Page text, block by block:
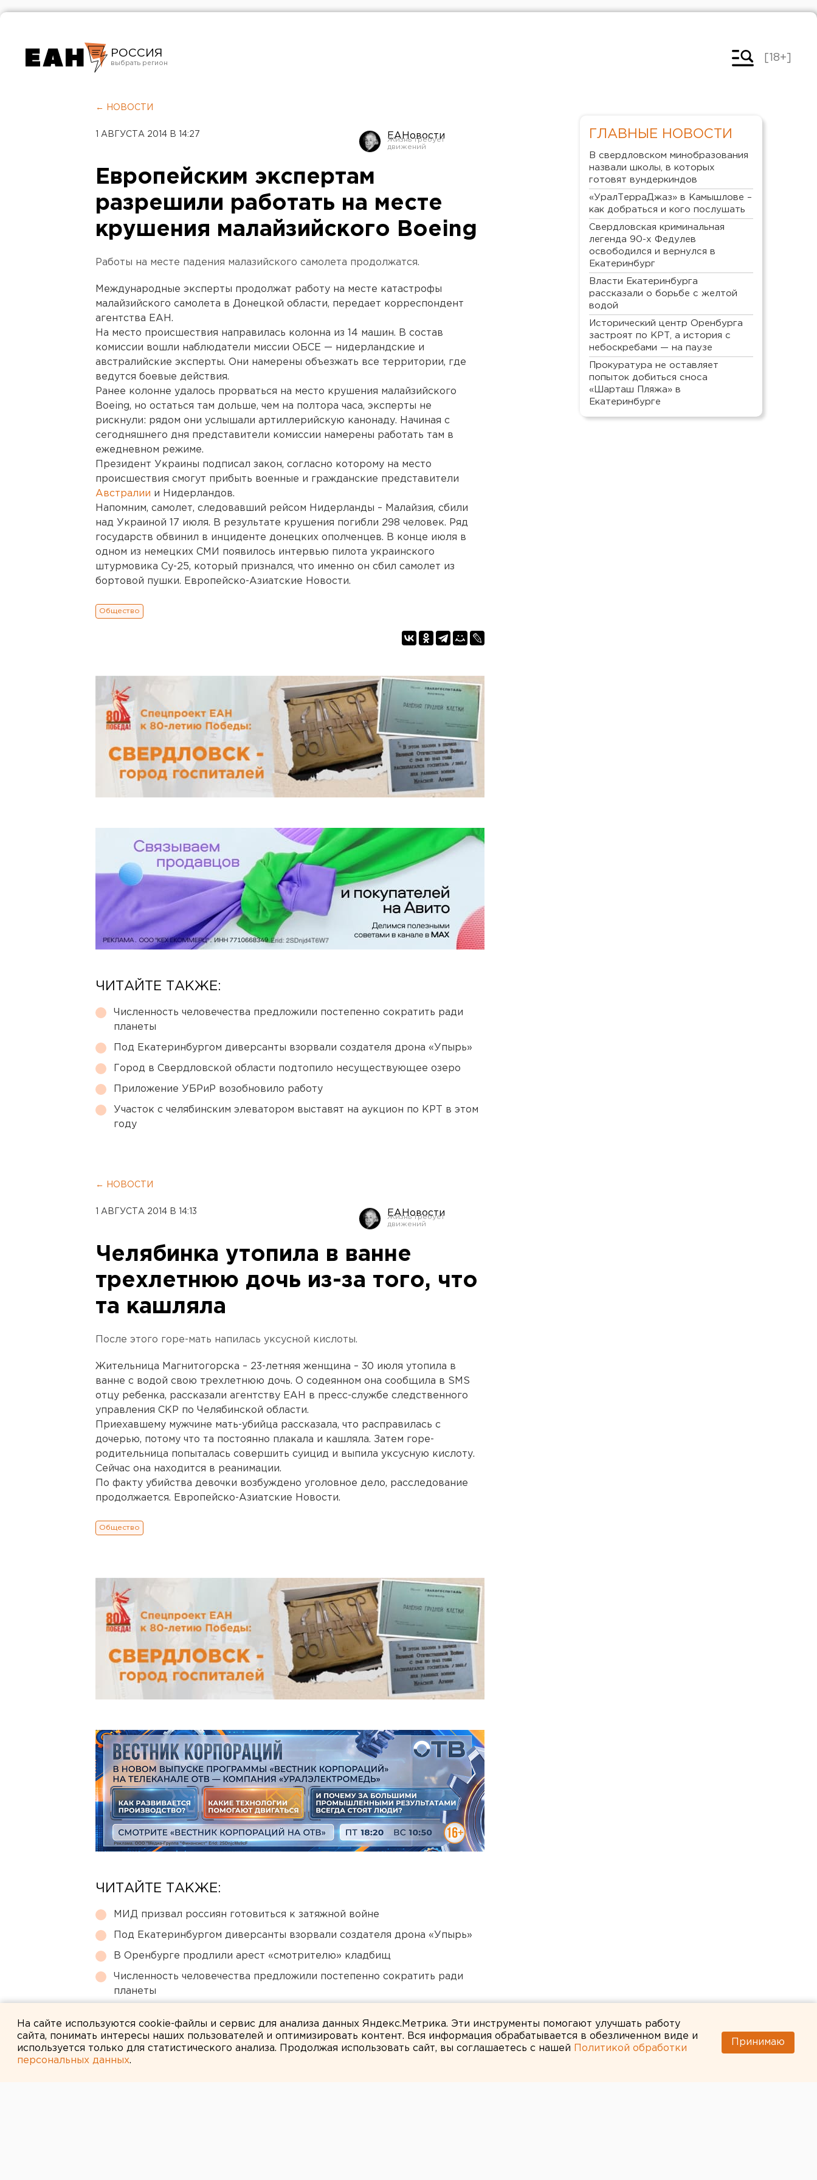
РОССИЯ
Челябинск
[18+]
← НОВОСТИ
1 АВГУСТА 2014 В 14:27 ЕАНовости
Европейским экспертам
разрешили работать на месте
крушения малайзийского Boeing
Работы на месте падения малазийского самолета продолжатся.
Международные эксперты продолжат работу на месте катастрофы
малайзийского самолета в Донецкой области, передает корреспондент
агентства ЕАН.
На место происшествия направилась колонна из 14 машин. В состав
комиссии вошли наблюдатели миссии ОБСЕ — нидерландские и
австралийские эксперты. Они намерены объезжать все территории, где
ведутся боевые действия.
Ранее колонне удалось прорваться на место крушения малайзийского
Boeing, но остаться там дольше, чем на полтора часа, эксперты не
рискнули: рядом они услышали артиллерийскую канонаду. Начиная с
сегодняшнего дня представители комиссии намерены работать там в
ежедневном режиме.
Президент Украины подписал закон, согласно которому на место
происшествия смогут прибыть военные и гражданские представители
Австралии и Нидерландов.
Напомним, самолет, следовавший рейсом Нидерланды – Малайзия, сбили
над Украиной 17 июля. В результате крушения погибли 298 человек. Ряд
государств обвинил в инциденте донецких ополченцев. В конце июля в
одном из немецких СМИ появилось интервью пилота украинского
штурмовика Су-25, который признался, что именно он сбил самолет из
бортовой пушки. Европейско-Азиатские Новости.
Общество
ЧИТАЙТЕ ТАКЖЕ:
Численность человечества предложили постепенно сократить ради
планеты
Под Екатеринбургом диверсанты взорвали создателя дрона «Упырь»
Город в Свердловской области подтопило несуществующее озеро
Приложение УБРиР возобновило работу
Участок с челябинским элеватором выставят на аукцион по КРТ в этом
году
← НОВОСТИ
1 АВГУСТА 2014 В 14:13 ЕАНовости
Челябинка утопила в ванне
трехлетнюю дочь из-за того, что
та кашляла
После этого горе-мать напилась уксусной кислоты.
Жительница Магнитогорска – 23-летняя женщина – 30 июля утопила в
ванне с водой свою трехлетнюю дочь. О содеянном она сообщила в SMS
отцу ребенка, рассказали агентству ЕАН в пресс-службе следственного
управления СКР по Челябинской области.
Приехавшему мужчине мать-убийца рассказала, что расправилась с
дочерью, потому что та постоянно плакала и кашляла. Затем горе-
родительница попыталась совершить суицид и выпила уксусную кислоту.
Сейчас она находится в реанимации.
По факту убийства девочки возбуждено уголовное дело, расследование
продолжается. Европейско-Азиатские Новости.
Общество
ЧИТАЙТЕ ТАКЖЕ:
МИД призвал россиян готовиться к затяжной войне
Под Екатеринбургом диверсанты взорвали создателя дрона «Упырь»
В Оренбурге продлили арест «смотрителю» кладбищ
Численность человечества предложили постепенно сократить ради
планеты
ГЛАВНЫЕ НОВОСТИ
В свердловском минобразования
назвали школы, в которых
готовят вундеркиндов
«УралТерраДжаз» в Камышлове –
как добраться и кого послушать
Свердловская криминальная
легенда 90-х Федулев
освободился и вернулся в
Екатеринбург
Власти Екатеринбурга
рассказали о борьбе с желтой
водой
Исторический центр Оренбурга
застроят по КРТ, а история с
небоскребами — на паузе
Прокуратура не оставляет
попыток добиться сноса
«Шарташ Пляжа» в
Екатеринбурге
На сайте используются cookie-файлы и сервис для анализа данных Яндекс.Метрика. Эти инструменты помогают улучшать работу
сайта, понимать интересы наших пользователей и оптимизировать контент. Вся информация обрабатывается в обезличенном виде и
используется только для статистического анализа. Продолжая использовать сайт, вы соглашаетесь с нашей
Политикой обработки
персональных данных.
Принимаю